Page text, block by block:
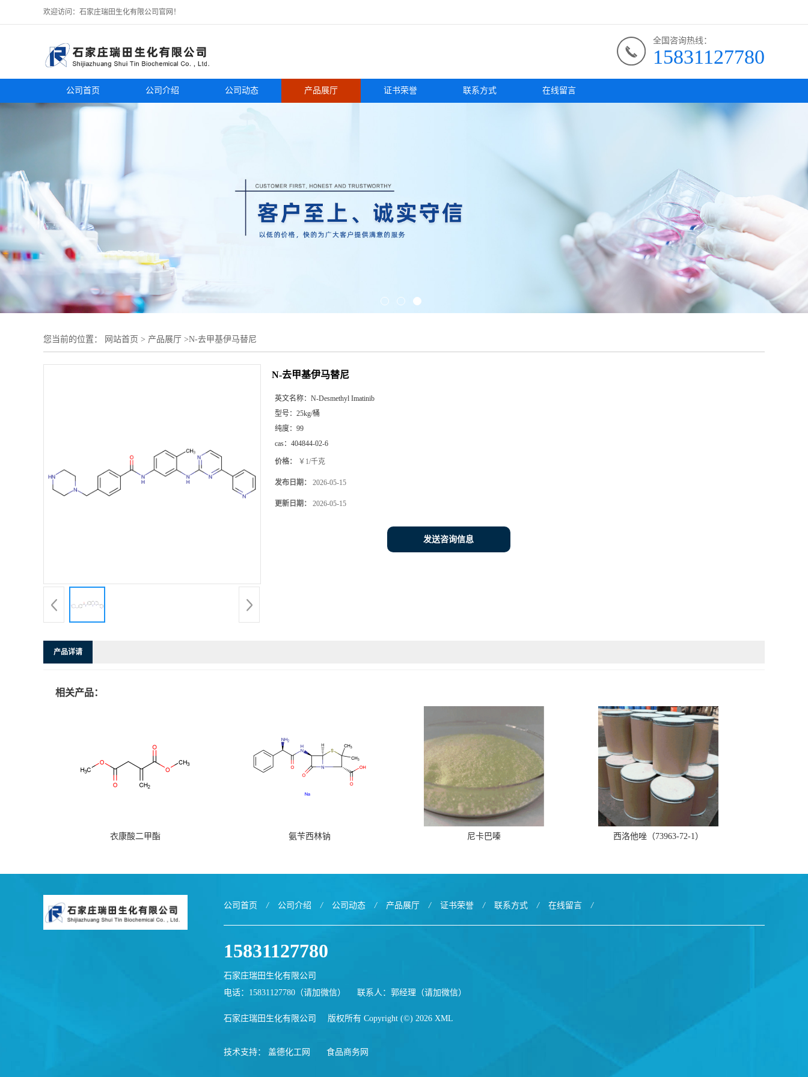
欢迎访问：石家庄瑞田生化有限公司官网！
全国咨询热线：
15831127780
公司首页 公司介绍 公司动态 产品展厅 证书荣誉 联系方式 在线留言
您当前的位置： 网站首页 > 产品展厅 >N-去甲基伊马替尼
N-去甲基伊马替尼
英文名称： N-Desmethyl Imatinib
型号： 25kg/桶
纯度： 99
cas： 404844-02-6
价格： ￥1/千克
发布日期： 2026-05-15
更新日期： 2026-05-15
发送咨询信息
产品详请
相关产品：
衣康酸二甲酯 氨苄西林钠 尼卡巴嗪 西洛他唑（73963-72-1）
公司首页 / 公司介绍 / 公司动态 / 产品展厅 / 证书荣誉 / 联系方式 / 在线留言 /
15831127780
石家庄瑞田生化有限公司
电话：15831127780（请加微信）
联系人：郭经理（请加微信）
石家庄瑞田生化有限公司 版权所有 Copyright (©) 2026 XML
技术支持： 盖德化工网 食品商务网